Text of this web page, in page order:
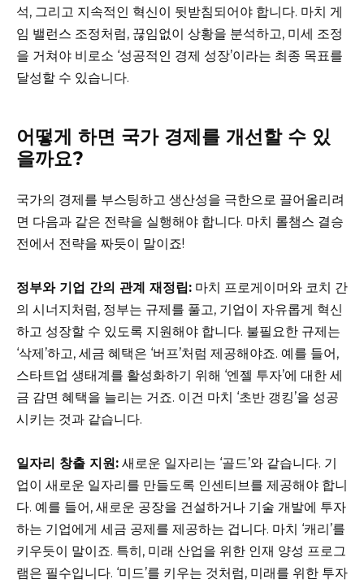
석, 그리고 지속적인 혁신이 뒷받침되어야 합니다. 마치 게
임 밸런스 조정처럼, 끊임없이 상황을 분석하고, 미세 조정
을 거쳐야 비로소 ‘성공적인 경제 성장’이라는 최종 목표를
달성할 수 있습니다.
어떻게 하면 국가 경제를 개선할 수 있
을까요?
국가의 경제를 부스팅하고 생산성을 극한으로 끌어올리려
면 다음과 같은 전략을 실행해야 합니다. 마치 롤챔스 결승
전에서 전략을 짜듯이 말이죠!
정부와 기업 간의 관계 재정립: 마치 프로게이머와 코치 간
의 시너지처럼, 정부는 규제를 풀고, 기업이 자유롭게 혁신
하고 성장할 수 있도록 지원해야 합니다. 불필요한 규제는
‘삭제’하고, 세금 혜택은 ‘버프’처럼 제공해야죠. 예를 들어,
스타트업 생태계를 활성화하기 위해 ‘엔젤 투자’에 대한 세
금 감면 혜택을 늘리는 거죠. 이건 마치 ‘초반 갱킹’을 성공
시키는 것과 같습니다.
일자리 창출 지원: 새로운 일자리는 ‘골드’와 같습니다. 기
업이 새로운 일자리를 만들도록 인센티브를 제공해야 합니
다. 예를 들어, 새로운 공장을 건설하거나 기술 개발에 투자
하는 기업에게 세금 공제를 제공하는 겁니다. 마치 ‘캐리’를
키우듯이 말이죠. 특히, 미래 산업을 위한 인재 양성 프로그
램은 필수입니다. ‘미드’를 키우는 것처럼, 미래를 위한 투자